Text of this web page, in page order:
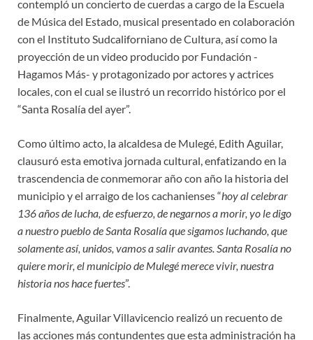
contempló un concierto de cuerdas a cargo de la Escuela
de Música del Estado, musical presentado en colaboración
con el Instituto Sudcaliforniano de Cultura, así como la
proyección de un video producido por Fundación -
Hagamos Más- y protagonizado por actores y actrices
locales, con el cual se ilustró un recorrido histórico por el
“Santa Rosalía del ayer”.
Como último acto, la alcaldesa de Mulegé, Edith Aguilar,
clausuró esta emotiva jornada cultural, enfatizando en la
trascendencia de conmemorar año con año la historia del
municipio y el arraigo de los cachanienses “hoy al celebrar
136 años de lucha, de esfuerzo, de negarnos a morir, yo le digo
a nuestro pueblo de Santa Rosalía que sigamos luchando, que
solamente así, unidos, vamos a salir avantes. Santa Rosalía no
quiere morir, el municipio de Mulegé merece vivir, nuestra
historia nos hace fuertes”.
Finalmente, Aguilar Villavicencio realizó un recuento de
las acciones más contundentes que esta administración ha